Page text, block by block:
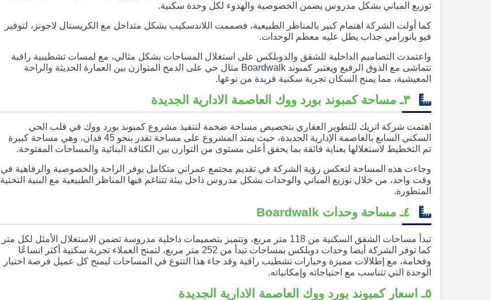
توزيع المباني بشكل مدروس يضمن الخصوصية والهدوء لكل وحدة سكنية.
كما أولت الشركة اهتمام كبير بالمناظر الطبيعية، فصممت اللاندسكيب بشكل متداخل مع الكريستال لاجونز، لتوفير
فيو بانورامي جذاب يطل عليه معظم الوحدات.
واعتمدت التصاميم الداخلية للشقق والدوبلكس على استغلال المساحات بشكل مثالي، مع لمسات تشطيبية راقية
تتماشى مع الذوق الرفيع ويعتبر كمبوند Boardwalk مثال حي على الدمج المتوازن بين العمارة الحديثة والراحة
المعيشية، مما يمنح السكان تجربة سكنية فريدة من نوعها.
٣ـ مساحة كمبوند بورد ووك العاصمة الادارية الجديدة
اهتمت شركة اتريك للتطوير العقاري بتخصيص مساحة ضخمة لتنفيذ مشروع كمبوند بورد ووك في قلب الحي
السكني السابع بالعاصمة الإدارية الجديدة، حيث يمتد المشروع على مساحة تقدر بنحو 45 فدان، وهي مساحة كبيرة
تم التخطيط لاستغلالها بعناية فائقة بما يحقق أعلى مستوى من التوازن بين الكثافة البنائية والمساحات المفتوحة.
وجاءت هذه المساحة لتعكس رؤية الشركة في تقديم مجتمع عمراني متكامل يوفر الراحة والخصوصية والرفاهية في
وقت واحد، من خلال توزيع المباني والوحدات بشكل مدروس داخل بيئة تتناغم فيها المناظر الطبيعية مع البنية التحتية
المتطورة.
تبدأ مساحات الشقق السكنية من 118 متر مربع، وتتميز بتصميمات داخلية مدروسة تضمن الاستغلال الأمثل لكل متر
كما توفر الشركة أيضا وحدات دوبلكس بمساحات تبدأ من 252 متر مربع، لتمنح العملاء تجربة سكنية أكثر اتساعًا
وفخامة، مع إطلالات مميزة وخيارات تشطيب راقية وقد جاء هذا التنوع في المساحات ليمنح كل عميل فرصة اختيار
الوحدة التي تتناسب مع احتياجاته وإمكانياته.
٥ـ اسعار كمبوند بورد ووك العاصمة الادارية الجديدة